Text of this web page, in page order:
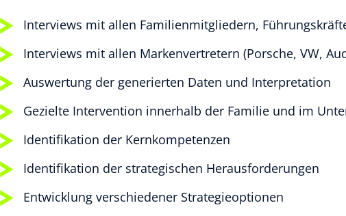
Interviews mit allen Familienmitgliedern,
Interviews mit allen Markenvertretern (Porsche, VW,
Auswertung der generierten Daten und Interpretation
Gezielte Intervention innerhalb der Familie und im
Identifikation der Kernkompetenzen
Identifikation der strategischen Herausforderungen
Entwicklung verschiedener Strategieoptionen